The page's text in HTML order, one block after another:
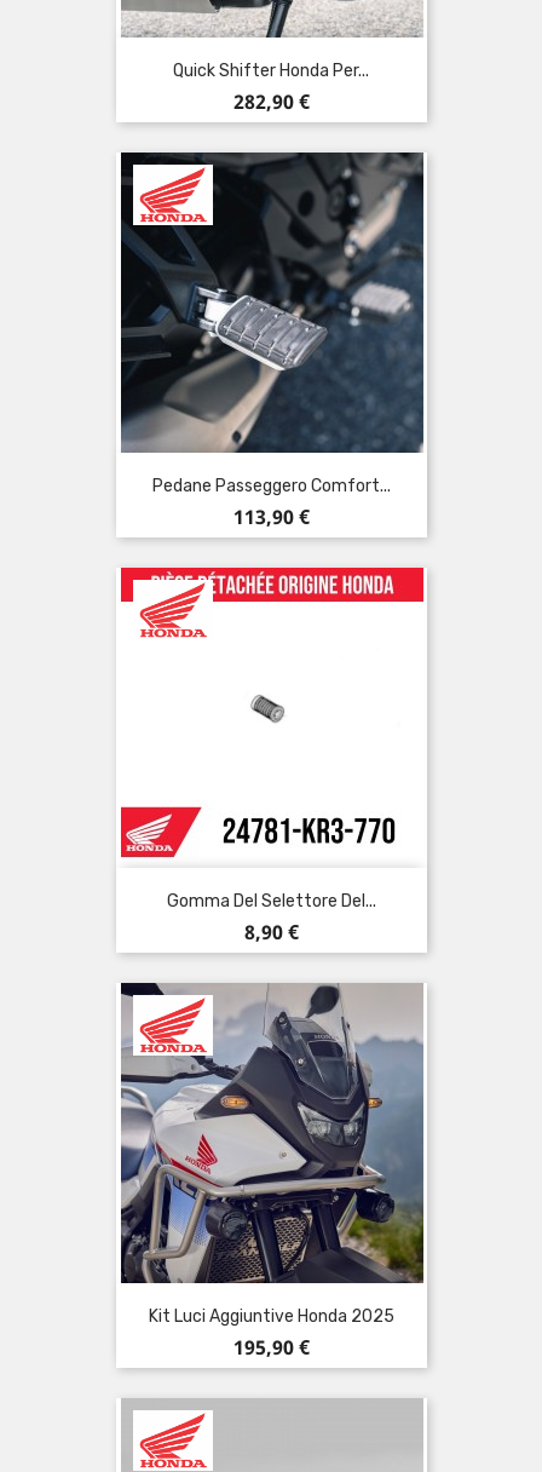
Quick Shifter Honda Per...
Prezzo
282,90 €
Pedane Passeggero Comfort...
Prezzo
113,90 €
Gomma Del Selettore Del...
Prezzo
8,90 €
Kit Luci Aggiuntive Honda 2025
Prezzo
195,90 €